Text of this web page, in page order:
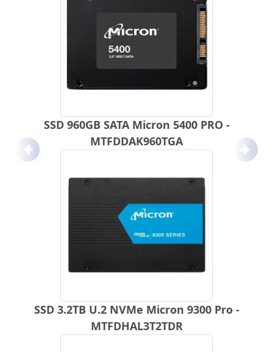
SSD 960GB SATA Micron 5400 PRO -
MTFDDAK960TGA
SSD 3.2TB U.2 NVMe Micron 9300 Pro -
MTFDHAL3T2TDR
Anterior